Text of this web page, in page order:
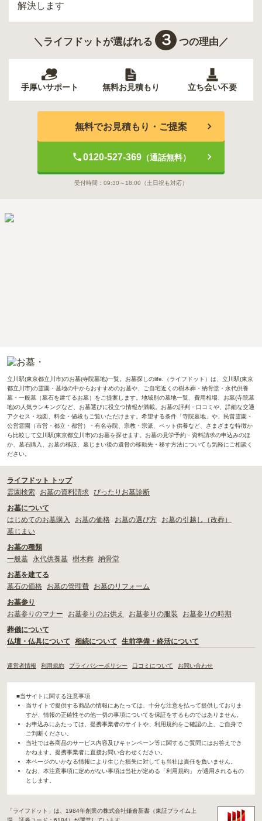
解決します
＼ライフドットが選ばれる ３ つの理由／
手厚いサポート 無料お見積もり 立ち会い不要
無料でお見積もり・ご提案
0120-527-369（通話無料）
受付時間： 09:30～18:00 （土日祝も対応）
立川駅(東京都立川市)のお墓(寺院墓地)一覧。お墓探しのlife.（ライフドット）は、立川駅(東京
都立川市)の霊園・墓地の中からおすすめのお墓や、ご自宅近くの樹木葬・納骨堂・永代供養
墓・一般墓（墓石を建てるお墓）をご提案します。地域別の墓地一覧、費用相場、お墓(寺院墓
地)の人気ランキングなど、お墓選びに役立つ情報が満載。お墓の評判・口コミや、詳細な交通
アクセス・地図、料金・値段もご覧いただけます。希望する条件「寺院墓地」や、民営霊園・
公営霊園（市営・都立・都営）・有名寺院、宗教・宗派、ペット供養など、さまざまな特徴か
ら比較して立川駅(東京都立川市)のお墓を探せます。お墓の見学予約・資料請求の申込みのほ
か、墓石購入、お墓の移設、墓じまい後の遺骨の移動先・移す方法についても気軽にご相談く
ださい。
ライフドット トップ
霊園検索
お墓の資料請求 ぴったりお墓診断
お墓について
はじめてのお墓購入
お墓の価格 お墓の選び方
お墓の引越し（改葬）
墓じまい
お墓の種類
一般墓
永代供養墓 樹木葬 納骨堂
お墓を建てる
墓石の価格
お墓の管理費
お墓のリフォーム
お墓参り
お墓参りのマナー
お墓参りのお供え お墓参りの服装
お墓参りの時期
葬儀について
仏壇・仏具について
相続について 生前準備・終活について
運営者情報 利用規約 プライバシーポリシー 口コミについて お問い合わせ
■当サイトに関する注意事項
当サイトで提供する商品の情報にあたっては、十分な注意を払って提供しておりま
すが、情報の正確性その他一切の事項についてを保証をするものではありません。
お申込みにあたっては、提携事業者のサイトや、利用規約をご確認の上、ご自身で
ご判断ください。
当社では各商品のサービス内容及びキャンペーン等に関するご質問にはお答えでき
かねます。提携事業者に直接お問い合わせください。
本ページのいかなる情報により生じた損失に対しても当社は責任を負いません。
なお、本注意事項に定めがない事項は当社が定める「利用規約」 が適用されるもの
とします。
「ライフドット」は、1984年創業の株式会社鎌倉新書（東証プライム上